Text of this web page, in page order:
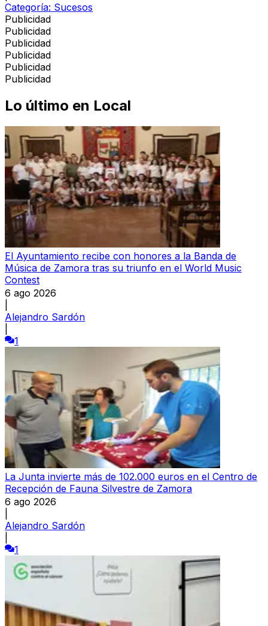
Categoría: Sucesos
Publicidad
Publicidad
Publicidad
Publicidad
Publicidad
Publicidad
Lo último en Local
El Ayuntamiento recibe con honores a la Banda de
Música de Zamora tras su triunfo en el World Music
Contest
6 ago 2026
Alejandro Sardón
1
La Junta invierte más de 102.000 euros en el Centro de
Recepción de Fauna Silvestre de Zamora
6 ago 2026
Alejandro Sardón
1